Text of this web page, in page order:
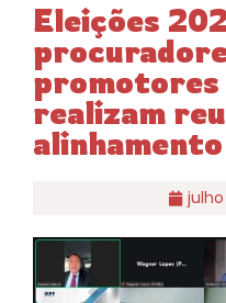
Eleições
realizam